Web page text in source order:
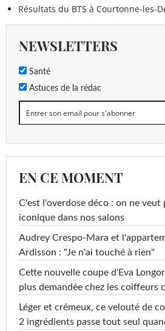
Résultats du BTS à Courtonne-les-
NEWSLETTERS
Santé
Astuces de la rédac
EN CE MOMENT
C'est l'overdose déco : on ne
iconique dans nos salons
Audrey Crespo-Mara et
Ardisson : "Je n'ai touché à rien"
Cette nouvelle coupe d'Eva
plus demandée chez les coiffeurs
Léger et crémeux, ce velouté de
2 ingrédients passe tout seul